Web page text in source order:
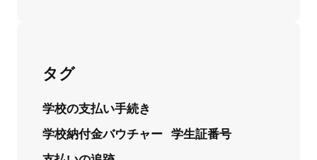
タグ
学校の支払い手続き
学校納付金バウチャー 学生証番号